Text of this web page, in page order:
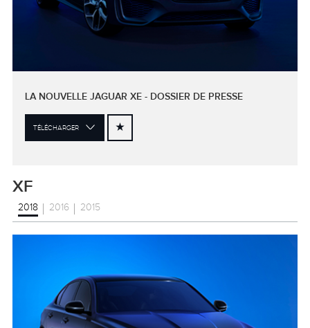
LA NOUVELLE JAGUAR XE - DOSSIER DE PRESSE
TÉLÉCHARGER
XF
2018 2016 2015